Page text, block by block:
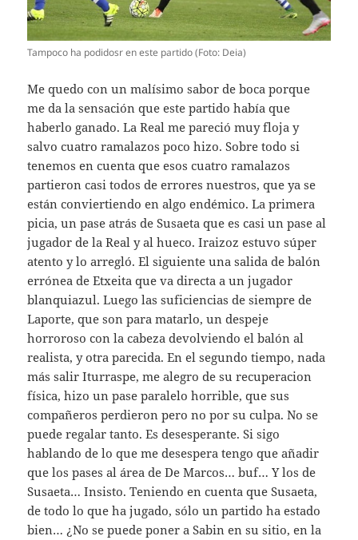
Tampoco ha podidosr en este partido (Foto: Deia)
Me quedo con un malísimo sabor de boca porque
me da la sensación que este partido había que
haberlo ganado. La Real me pareció muy floja y
salvo cuatro ramalazos poco hizo. Sobre todo si
tenemos en cuenta que esos cuatro ramalazos
partieron casi todos de errores nuestros, que ya se
están conviertiendo en algo endémico. La primera
picia, un pase atrás de Susaeta que es casi un pase al
jugador de la Real y al hueco. Iraizoz estuvo súper
atento y lo arregló. El siguiente una salida de balón
errónea de Etxeita que va directa a un jugador
blanquiazul. Luego las suficiencias de siempre de
Laporte, que son para matarlo, un despeje
horroroso con la cabeza devolviendo el balón al
realista, y otra parecida. En el segundo tiempo, nada
más salir Iturraspe, me alegro de su recuperacion
física, hizo un pase paralelo horrible, que sus
compañeros perdieron pero no por su culpa. No se
puede regalar tanto. Es desesperante. Si sigo
hablando de lo que me desespera tengo que añadir
que los pases al área de De Marcos… buf… Y los de
Susaeta… Insisto. Teniendo en cuenta que Susaeta,
de todo lo que ha jugado, sólo un partido ha estado
bien… ¿No se puede poner a Sabin en su sitio, en la